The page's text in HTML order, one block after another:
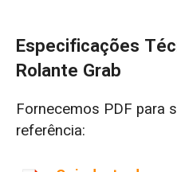
Especificações
Rolante Grab
Fornecemos PDF para
referência: